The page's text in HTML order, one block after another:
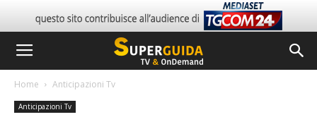
Home Anticipazioni Tv
Anticipazioni Tv